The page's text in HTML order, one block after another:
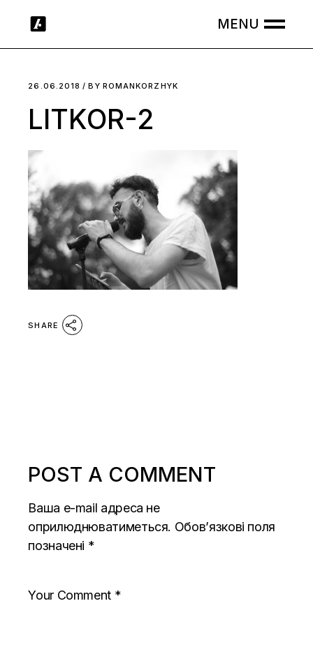
26.06.2018 BY ROMANKORZHYK
LITKOR-2
SHARE
POST A COMMENT
Ваша e-mail адреса не
оприлюднюватиметься. Обов’язкові поля
позначені *